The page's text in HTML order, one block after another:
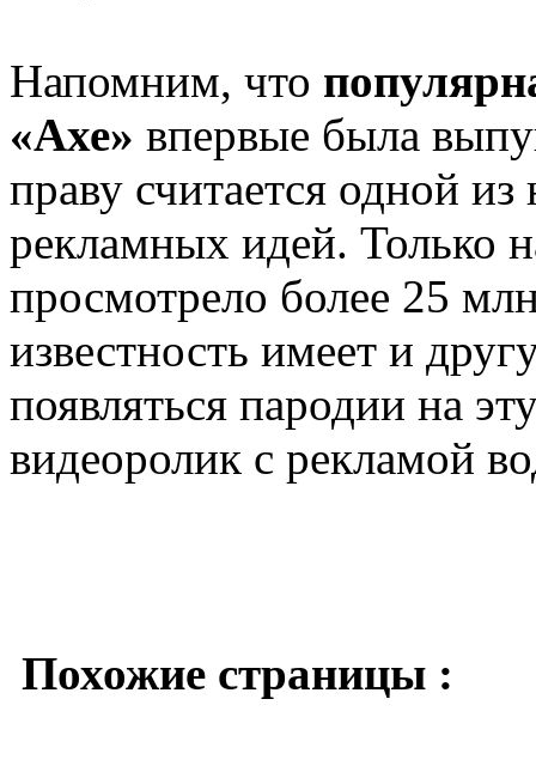
Напомним, что
«Ахе» впервые была
праву считается одной
рекламных идей. Только
просмотрело более 25
известность имеет и
появляться пародии на
видеоролик с рекламой
Похожие страницы :